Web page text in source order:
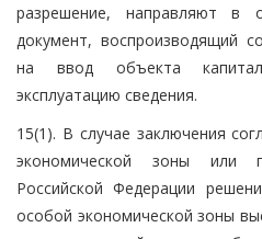
разрешение, направляют в
документ, воспроизводящий
на ввод объекта
эксплуатацию сведения.
15(1). В случае заключения
экономической зоны или
Российской Федерации
особой экономической зоны